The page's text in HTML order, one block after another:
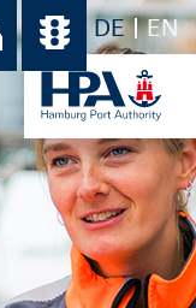
DE EN
Ihr Download-